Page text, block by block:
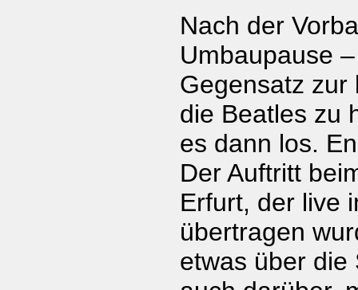
Nach der
Umbaupause
Gegensatz zur
die Beatles zu
es dann los.
Der Auftritt
Erfurt, der live
übertragen
etwas über die